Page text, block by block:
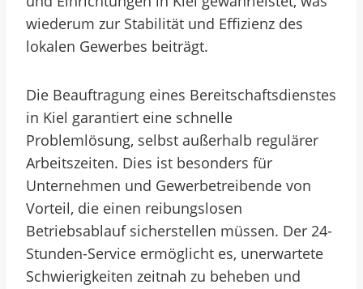
wiederum zur Stabilität und Effizienz des
lokalen Gewerbes beiträgt.
Die Beauftragung eines Bereitschaftsdienstes
in Kiel garantiert eine schnelle
Problemlösung, selbst außerhalb regulärer
Arbeitszeiten. Dies ist besonders für
Unternehmen und Gewerbetreibende von
Vorteil, die einen reibungslosen
Betriebsablauf sicherstellen müssen. Der 24-
Stunden-Service ermöglicht es, unerwartete
Schwierigkeiten zeitnah zu beheben und